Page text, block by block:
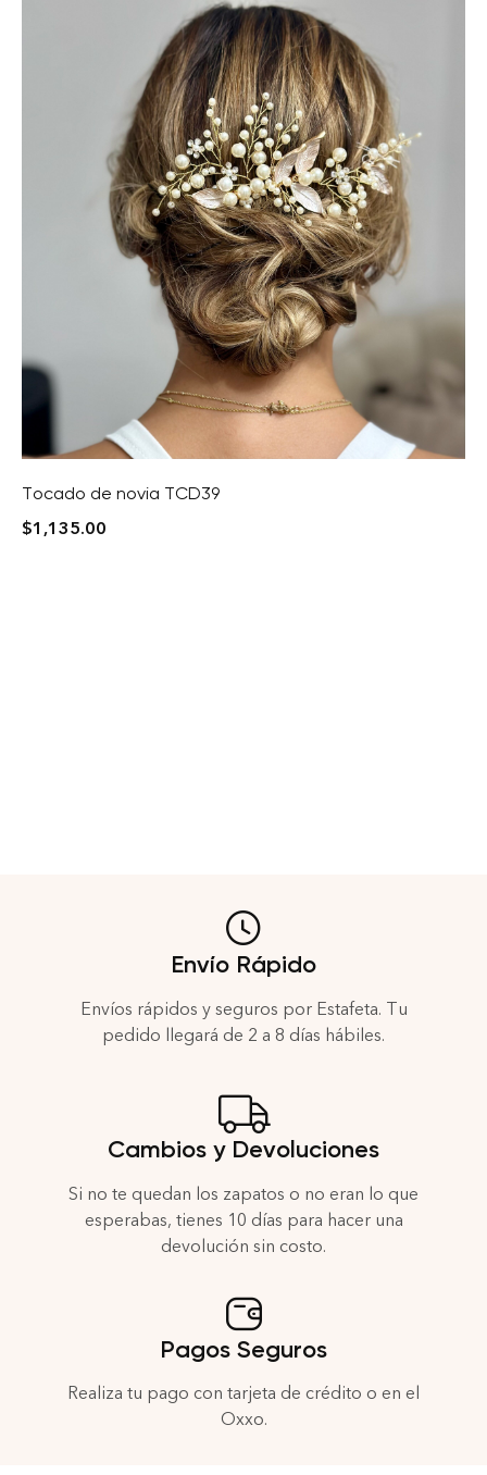
Tocado de novia TCD39
$1,135.00
Envío Rápido
Envíos rápidos y seguros por Estafeta. Tu
pedido llegará de 2 a 8 días hábiles.
Cambios y Devoluciones
Si no te quedan los zapatos o no eran lo que
esperabas, tienes 10 días para hacer una
devolución sin costo.
Pagos Seguros
Realiza tu pago con tarjeta de crédito o en el
Oxxo.